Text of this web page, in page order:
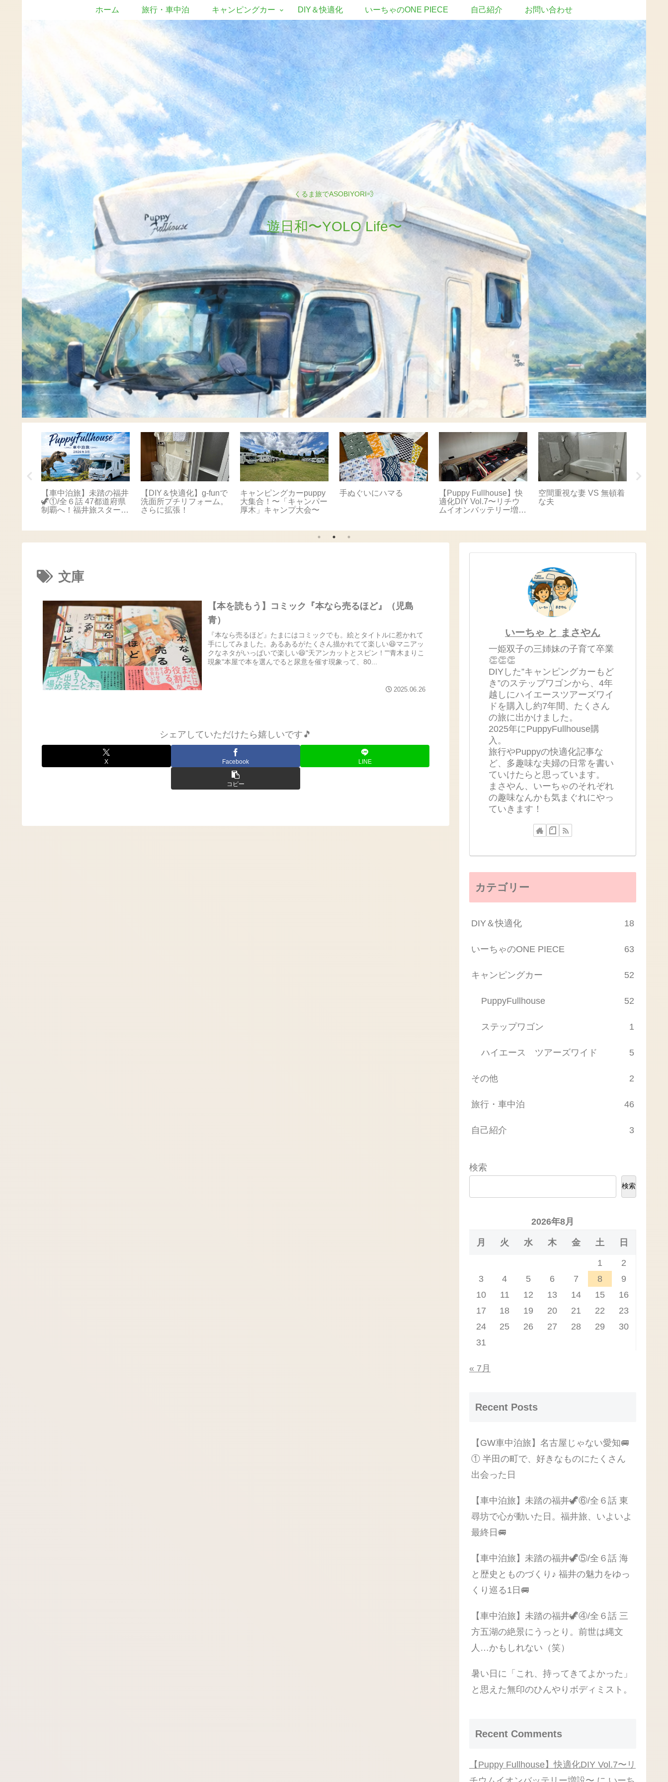
くるま旅でASOBIYORI💨
遊日和〜YOLO Life〜
ホーム 旅行・車中泊 キャンピングカー DIY＆快適化 いーちゃのONE PIECE 自己紹介 お問い合わせ
【車中泊旅】未踏の福井
🦖①/全６話 47都道府県
制覇へ！福井旅スタート
【DIY＆快適化】g-funで
洗面所プチリフォーム。
さらに拡張！
キャンピングカーpuppy
大集合！〜「キャンパー
厚木」キャンプ大会〜
手ぬぐいにハマる
【Puppy Fullhouse】快
適化DIY Vol.7〜リチウ
ムイオンバッテリー増
空間重視な妻 VS 無頓着
な夫
文庫
【本を読もう】コミック『本なら売るほど』（児島
青）
『本なら売るほど』たまにはコミックでも。絵とタイトルに惹かれて
手にしてみました。あるあるがたくさん描かれてて楽しい😆マニアッ
クなネタがいっぱいで楽しい😆"天アンカットとスピン！""青木まりこ
現象"本屋で本を選んでると尿意を催す現象って、80...
2025.06.26
シェアしていただけたら嬉しいです🎵
X Facebook LINE
コピー
いーちゃ と まさやん
一姫双子の三姉妹の子育て卒業
👏👏👏
DIYした”キャンピングカーもど
き”のステップワゴンから、4年
越しにハイエースツアーズワイ
ドを購入し約7年間、たくさん
の旅に出かけました。
2025年にPuppyFullhouse購
入。
旅行やPuppyの快適化記事な
ど、多趣味な夫婦の日常を書い
ていけたらと思っています。
まさやん、いーちゃのそれぞれ
の趣味なんかも気まぐれにやっ
ていきます！
カテゴリー
DIY＆快適化 18
いーちゃのONE PIECE 63
キャンピングカー 52
PuppyFullhouse 52
ステップワゴン 1
ハイエース ツアーズワイド 5
その他 2
旅行・車中泊 46
自己紹介 3
検索
検索
2026年8月
月 火 水 木 金 土 日
1
2
3
4 5 6 7 8
9
10
11 12 13 14 15
16
17
18 19 20 21 22
23
24
25 26 27 28 29
30
31
« 7月
Recent Posts
【GW車中泊旅】名古屋じゃない愛知🚐
① 半田の町で、好きなものにたくさん
出会った日
【車中泊旅】未踏の福井🦖⑥/全６話 東
尋坊で心が動いた日。福井旅、いよいよ
最終日🚐
【車中泊旅】未踏の福井🦖⑤/全６話 海
と歴史とものづくり♪ 福井の魅力をゆっ
くり巡る1日🚐
【車中泊旅】未踏の福井🦖④/全６話 三
方五湖の絶景にうっとり。前世は縄文
人…かもしれない（笑）
暑い日に「これ、持ってきてよかった」
と思えた無印のひんやりボディミスト。
Recent Comments
【Puppy Fullhouse】快適化DIY Vol.7〜リ